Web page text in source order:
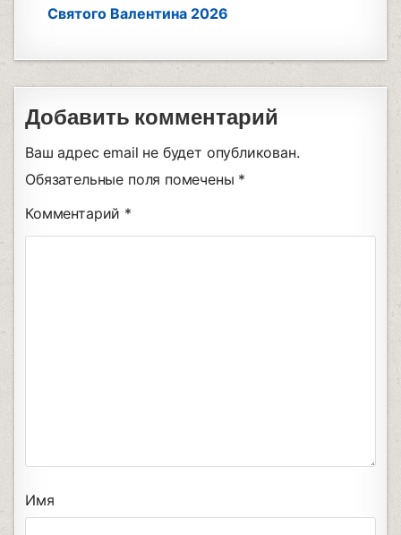
Святого Валентина 2026
Добавить комментарий
Ваш адрес email не будет опубликован.
Обязательные поля помечены *
Комментарий *
Имя